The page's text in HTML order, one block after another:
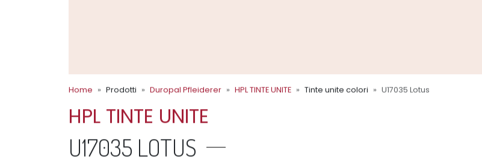
Home Prodotti Duropal Pfleiderer HPL TINTE UNITE Tinte unite colori U17035 Lotus
HPL TINTE UNITE
U17035 LOTUS